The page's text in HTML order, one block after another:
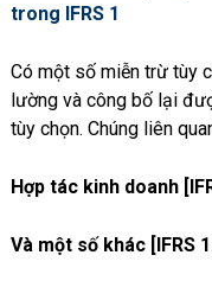
trong IFRS 1
Có một số miễn trừ tùy
lường và công bố lại
tùy chọn. Chúng liên
Hợp tác kinh doanh
Và một số khác [IFRS